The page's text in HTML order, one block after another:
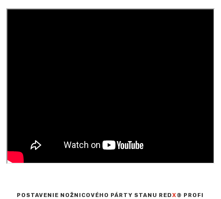
POSTAVENIE NOŽNICOVÉHO PÁRTY STANU REDX® PROFI